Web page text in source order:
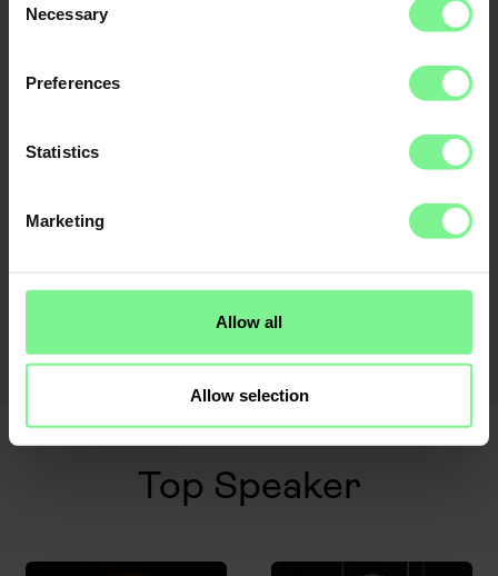
Selection
Necessary
Preferences
Statistics
Marketing
Allow all
Allow selection
Mehr laden
Top Speaker